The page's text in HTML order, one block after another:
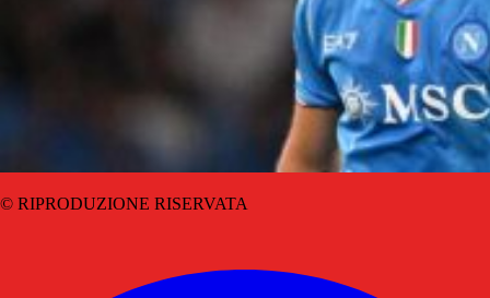
© RIPRODUZIONE RISERVATA